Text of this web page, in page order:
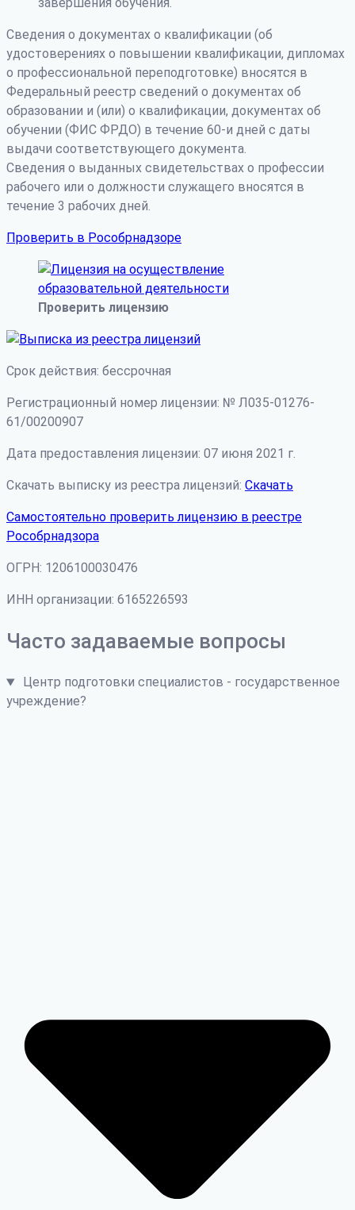
завершения обучения.
Сведения о документах о квалификации (об
удостоверениях о повышении квалификации, дипломах
о профессиональной переподготовке) вносятся в
Федеральный реестр сведений о документах об
образовании и (или) о квалификации, документах об
обучении (ФИС ФРДО) в течение 60-и дней с даты
выдачи соответствующего документа.
Сведения о выданных свидетельствах о профессии
рабочего или о должности служащего вносятся в
течение 3 рабочих дней.
Проверить в Рособрнадзоре
Проверить лицензию
Срок действия: бессрочная
Регистрационный номер лицензии: № Л035-01276-
61/00200907
Дата предоставления лицензии: 07 июня 2021 г.
Скачать выписку из реестра лицензий: Скачать
Самостоятельно проверить лицензию в реестре
Рособрнадзора
ОГРН: 1206100030476
ИНН организации: 6165226593
Часто задаваемые вопросы
Центр подготовки специалистов - государственное
учреждение?